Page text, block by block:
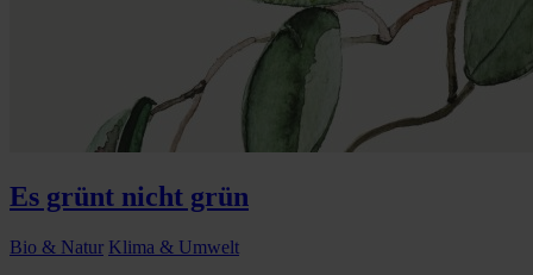
Es grünt nicht grün
Bio & Natur Klima & Umwelt